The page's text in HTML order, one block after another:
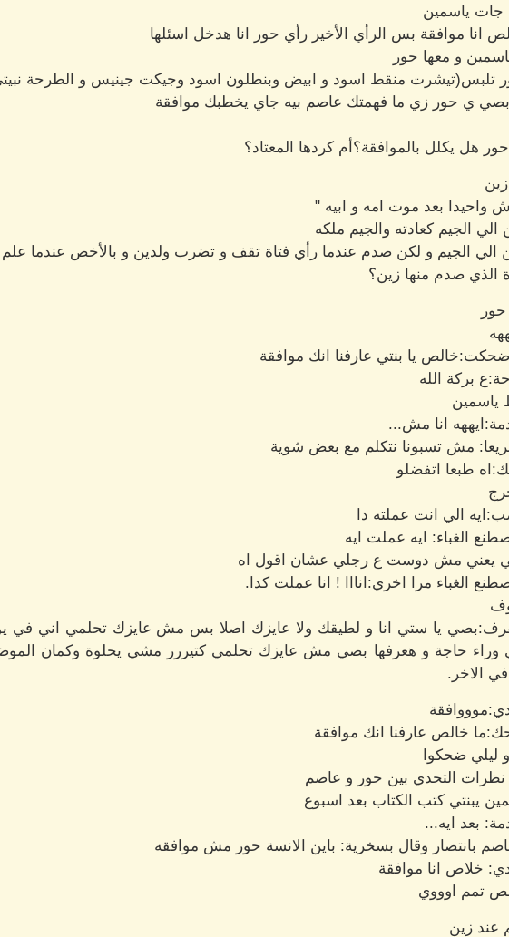
جات ياسمين
انا موافقة بس الرأي الأخير رأي حور انا هدخل اسئلها
و معها حور
تلبس(تيشرت منقط اسود و ابيض وبنطلون اسود وجيكت جينيس و الطرحة
ي حور زي ما فهمتك عاصم بيه جاي يخطبك موافقة
هل يكلل بالموافقة؟أم كردها المعتاد؟
واحيدا بعد موت امه و ابيه "
الجيم كعادته والجيم ملكه
الجيم و لكن صدم عندما رأي فتاة تقف و تضرب ولدين و بالأخص عندما علم
الذي صدم منها زين؟
يا بنتي عارفنا انك موافقة
بركة الله
ياسمين
انا مش...
مش تسبونا نتكلم مع بعض شوية
طبعا اتفضلو
الي انت عملته دا
الغباء: ايه عملت ايه
يعني مش دوست ع رجلي عشان اقول اه
الغباء مرا اخري:انااا ! انا عملت كدا.
يا ستي انا و لطيقك ولا عايزك اصلا بس مش عايزك تحلمي اني في
وراء حاجة و هعرفها بصي مش عايزك تحلمي كتيررر مشي يحلوة وكمان
الاخر.
خالص عارفنا انك موافقة
ليلي ضحكوا
نظرات التحدي بين حور و عاصم
يبنتي كتب الكتاب بعد اسبوع
بعد ايه...
بانتصار وقال بسخرية: باين الانسة حور مش موافقه
خلاص انا موافقة
تمم اوووي
عند زين